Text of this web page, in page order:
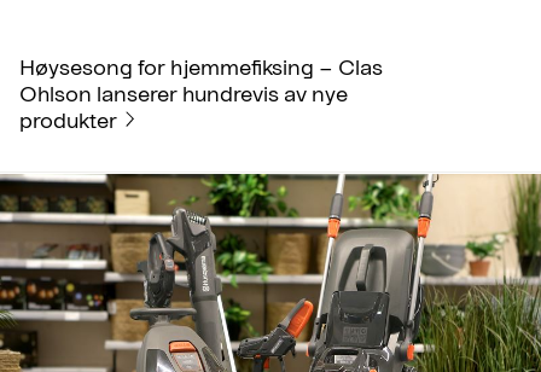
Høysesong for hjemmefiksing – Clas
Ohlson lanserer hundrevis av nye
produkter